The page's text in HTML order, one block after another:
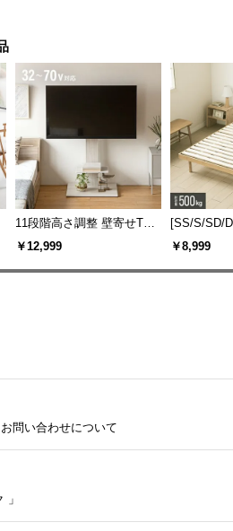
11段階高さ調整 壁寄せTV
スタンド キャスター付き
￥12,999
[SS/S/SD/
ッド
￥8,999
問い合わせについて